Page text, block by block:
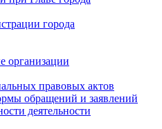
города
организации
правовых актов
обращений и заявлений
деятельности